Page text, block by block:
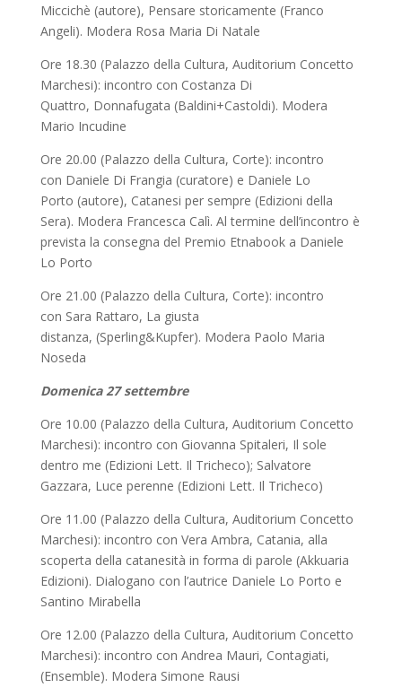
Miccichè (autore), Pensare storicamente (Franco
Angeli). Modera Rosa Maria Di Natale
Ore 18.30 (Palazzo della Cultura, Auditorium Concetto
Marchesi): incontro con Costanza Di
Quattro, Donnafugata (Baldini+Castoldi). Modera
Mario Incudine
Ore 20.00 (Palazzo della Cultura, Corte): incontro
con Daniele Di Frangia (curatore) e Daniele Lo
Porto (autore), Catanesi per sempre (Edizioni della
Sera). Modera Francesca Calì. Al termine dell’incontro è
prevista la consegna del Premio Etnabook a Daniele
Lo Porto
Ore 21.00 (Palazzo della Cultura, Corte): incontro
con Sara Rattaro, La giusta
distanza, (Sperling&Kupfer). Modera Paolo Maria
Noseda
Domenica 27 settembre
Ore 10.00 (Palazzo della Cultura, Auditorium Concetto
Marchesi): incontro con Giovanna Spitaleri, Il sole
dentro me (Edizioni Lett. Il Tricheco); Salvatore
Gazzara, Luce perenne (Edizioni Lett. Il Tricheco)
Ore 11.00 (Palazzo della Cultura, Auditorium Concetto
Marchesi): incontro con Vera Ambra, Catania, alla
scoperta della catanesità in forma di parole (Akkuaria
Edizioni). Dialogano con l’autrice Daniele Lo Porto e
Santino Mirabella
Ore 12.00 (Palazzo della Cultura, Auditorium Concetto
Marchesi): incontro con Andrea Mauri, Contagiati,
(Ensemble). Modera Simone Rausi